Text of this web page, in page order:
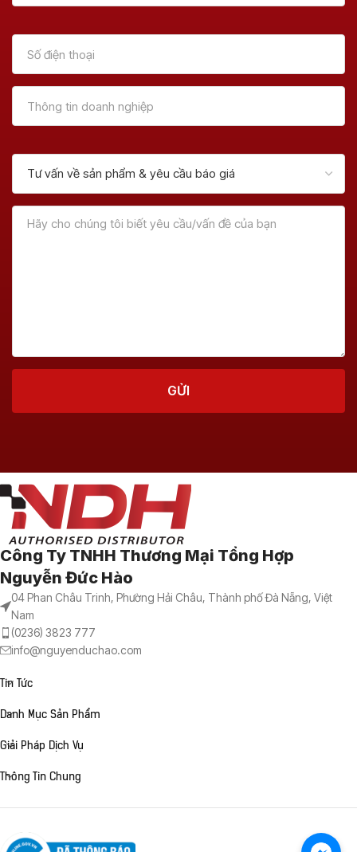
Công Ty TNHH Thương Mại Tổng Hợp
Nguyễn Đức Hào
04 Phan Châu Trinh, Phường Hải Châu, Thành phố Đà Nẵng, Việt
Nam
(0236) 3823 777
info@nguyenduchao.com
Tin Tức
Danh Mục Sản Phẩm
Giải Pháp Dịch Vụ
Thông Tin Chung